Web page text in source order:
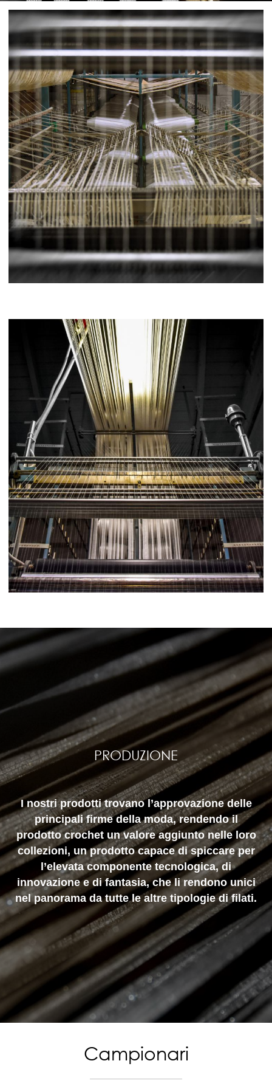
PRODUZIONE
I nostri prodotti trovano l’approvazione delle
principali firme della moda, rendendo il
prodotto crochet un valore aggiunto nelle loro
collezioni, un prodotto capace di spiccare per
l’elevata componente tecnologica, di
innovazione e di fantasia, che li rendono unici
nel panorama da tutte le altre tipologie di filati.
Campionari